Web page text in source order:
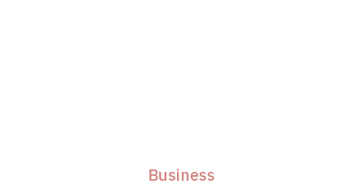
Business